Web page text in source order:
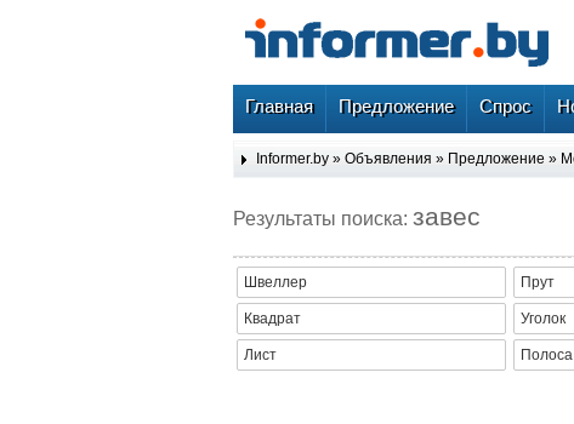
Главная Предложение Спрос
Informer.by » Объявления » Предложение »
Результаты поиска: завес
Швеллер Прут
Квадрат Уголок
Лист Полоса